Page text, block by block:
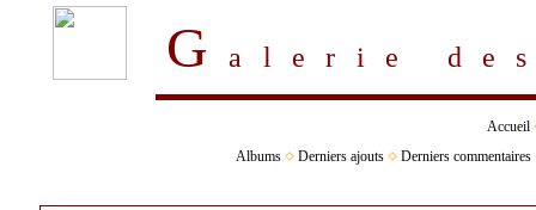
Galerie
Accueil
Albums
Derniers ajouts Derniers commentaires